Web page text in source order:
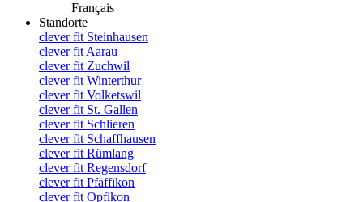
Français
Standorte
clever fit Steinhausen
clever fit Aarau
clever fit Zuchwil
clever fit Winterthur
clever fit Volketswil
clever fit St. Gallen
clever fit Schlieren
clever fit Schaffhausen
clever fit Rümlang
clever fit Regensdorf
clever fit Pfäffikon
clever fit Opfikon